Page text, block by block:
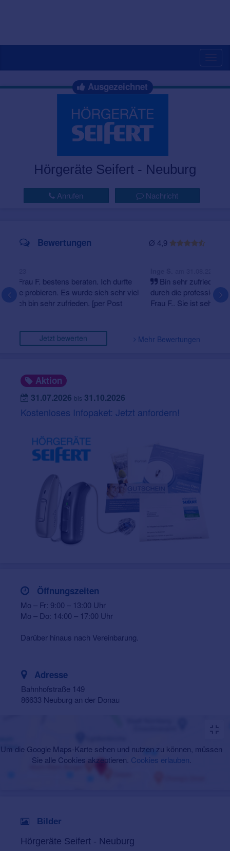
Ausgezeichnet
Hörgeräte Seifert - Neuburg
Anrufen Nachricht
Ø 4,9
Bewertungen
Bin sehr zufrieden mit dem Service der Filiale, speziell
durch die professionelle Beratung und gute Arbeit durch
Frau F.. Sie ist sehr kompetent und hat eine se...
Jetzt bewerten Mehr Bewertungen
Aktion
31.07.2026 bis 31.10.2026
Kostenloses Infopaket: Jetzt anfordern!
Öffnungszeiten
Mo – Fr: 9:00 – 13:00 Uhr
Mo – Do: 14:00 – 17:00 Uhr
Darüber hinaus nach Vereinbarung.
Adresse
Bahnhofstraße 149
86633 Neuburg an der Donau
Um die Google Maps-Karte sehen und nutzen zu können, müssen
Sie alle Cookies akzeptieren. Cookies erlauben.
Bilder
Hörgeräte Seifert - Neuburg